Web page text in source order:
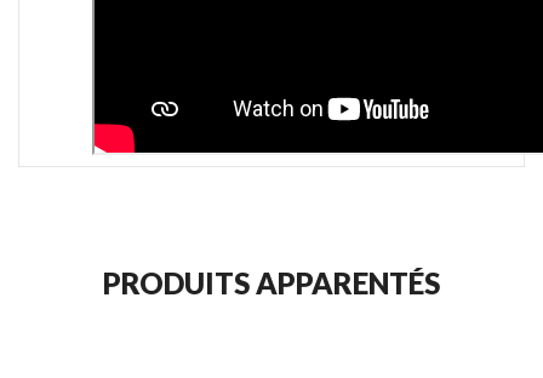
PRODUITS APPARENTÉS